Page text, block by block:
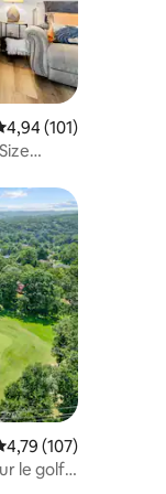
: 4,85 sur 5
moyenne
4,94 (101)
: 5 sur 5
moyenne
4,79 (107)
le golf |